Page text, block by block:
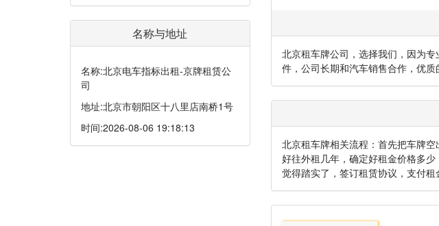
名称与地址
名称:北京电车指标出租-京牌租赁公
司
地址:北京市朝阳区十八里店南桥1号
时间:2026-08-06 19:18:13
北京租车牌公司，选择我们，因为
件，公司长期和汽车销售合作，优质
北京租车牌相关流程：首先把车牌
好往外租几年，确定好租金价格多
觉得踏实了，签订租赁协议，支付